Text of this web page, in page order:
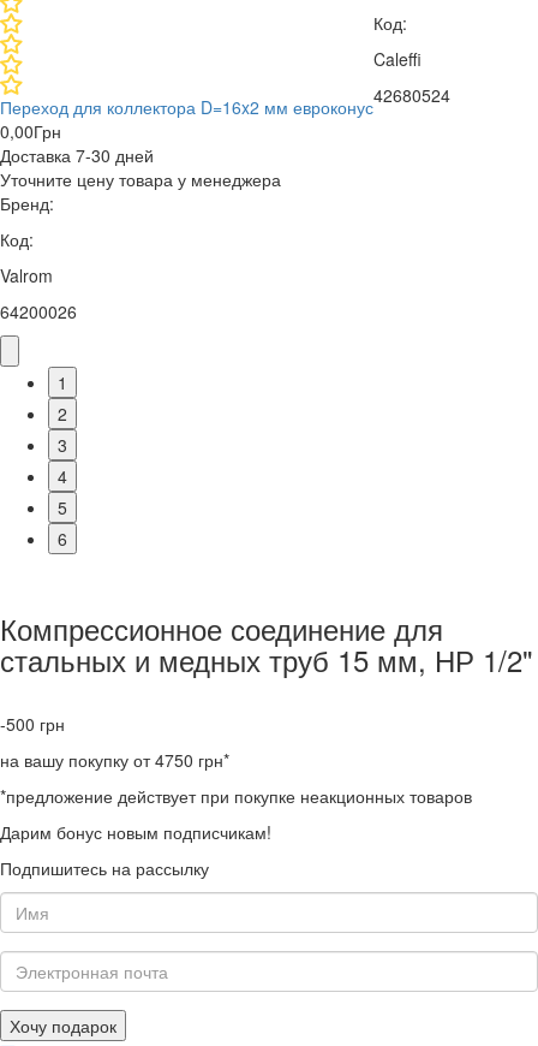
Переход для коллектора D=16x2 мм евроконус
0,00Грн
Доставка 7-30 дней
Уточните цену товара у менеджера
Бренд:
Код:
Valrom
64200026
Код:
Caleffi
42680524
1
2
3
4
5
6
Компрессионное соединение для
стальных и медных труб 15 мм, НР 1/2"
-500 грн
на вашу покупку от 4750 грн*
*предложение действует при покупке неакционных товаров
Дарим бонус новым подписчикам!
Подпишитесь на рассылку
Хочу подарок